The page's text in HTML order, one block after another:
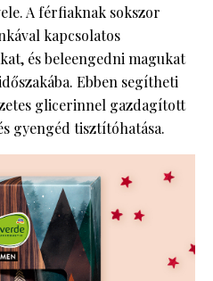
A férfiaknak sokszor
kapcsolatos
és beleengedni magukat
Ebben segítheti
glicerinnel gazdagított
gyengéd tisztítóhatása.